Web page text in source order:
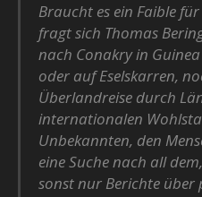
Braucht es ein Faible
fragt sich Thomas
nach Conakry in
oder auf Eselskarren,
Überlandreise durch
internationalen
Unbekannten, den
eine Suche nach all
sonst nur Berichte